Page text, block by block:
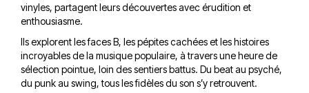
vinyles, partagent leurs découvertes avec érudition et
enthousiasme.
Ils explorent les faces B, les pépites cachées et les histoires
incroyables de la musique populaire, à travers une heure de
sélection pointue, loin des sentiers battus. Du beat au psyché,
du punk au swing, tous les fidèles du son s’y retrouvent.